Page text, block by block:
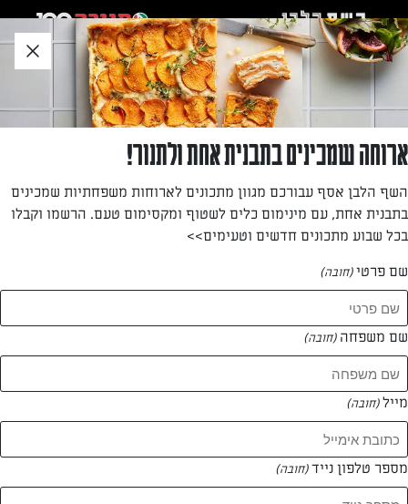
לאזור
תוכן
תחתון
אילנה קלימיאן
—
המתכונים של אילנה קלימיאן
1 מתכונים
ארוחה שמכינים בתבנית אחת ולתנור!
השף הלבן אסף עבורכם מגוון מתכונים לארוחות משפחתיות שמכינים
בתבנית אחת, עם מינימום כלים לשטוף ומקסימום טעם. הרשמו וקבלו
בכל שבוע מתכונים חדשים וטעימים>>
שם פרטי(חובה)
שם משפחה (חובה)
מייל(חובה)
מספר טלפון נייד(חובה)